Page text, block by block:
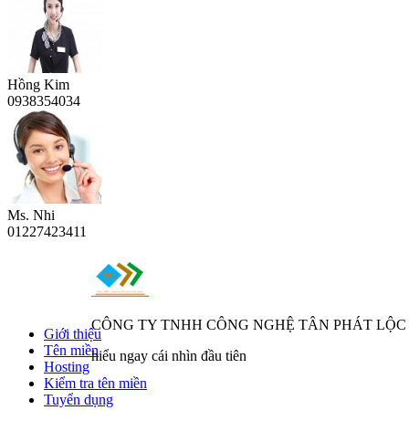
Hồng Kim
0938354034
Ms. Nhi
01227423411
CÔNG TY TNHH CÔNG NGHỆ TÂN PHÁT LỘC
hiểu ngay cái nhìn đầu tiên
Giới thiệu
Tên miền
Hosting
Kiểm tra tên miền
Tuyển dụng